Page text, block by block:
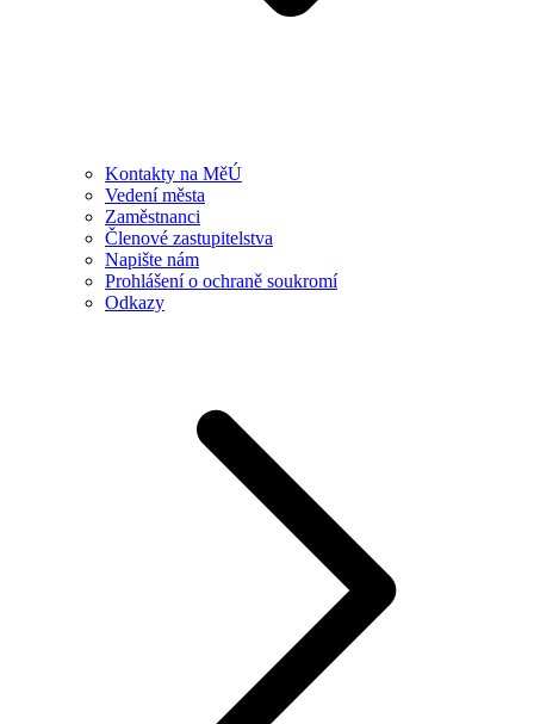
Kontakty na MěÚ
Vedení města
Zaměstnanci
Členové zastupitelstva
Napište nám
Prohlášení o ochraně soukromí
Odkazy